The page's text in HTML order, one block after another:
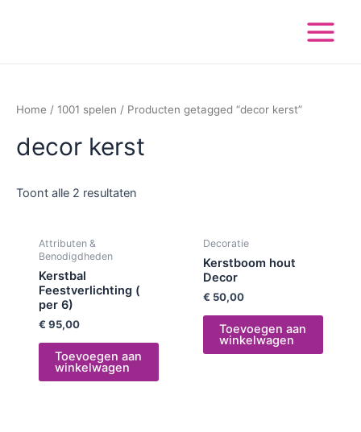
Menu
Home / 1001 spelen / Producten getagged “decor kerst”
decor kerst
Toont alle 2 resultaten
Attributen &
Benodigdheden
Kerstbal
Feestverlichting (
per 6)
€ 95,00
Toevoegen aan
winkelwagen
Decoratie
Kerstboom hout
Decor
€ 50,00
Toevoegen aan
winkelwagen